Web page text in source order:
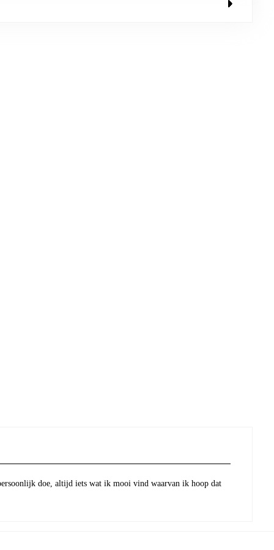
doe, altijd iets wat ik mooi vind waarvan ik hoop dat